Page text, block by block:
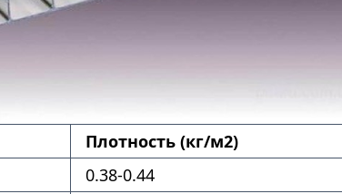
Плотность (кг/м2)
0.38-0.44